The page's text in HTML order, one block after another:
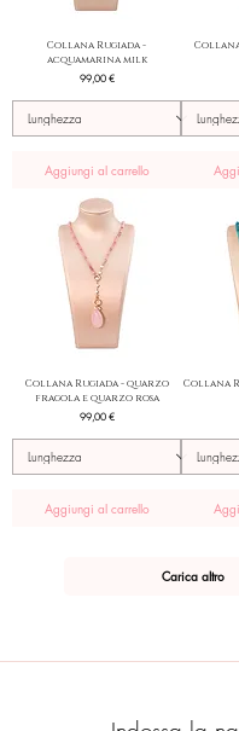
Collana Rugiada -
acquamarina milk
Prezzo
99,00 €
Aggiungi al carrello
Collana Rugiada - quarzo
fragola e quarzo rosa
Prezzo
99,00 €
Aggiungi al carrello
Collana
Carica altro